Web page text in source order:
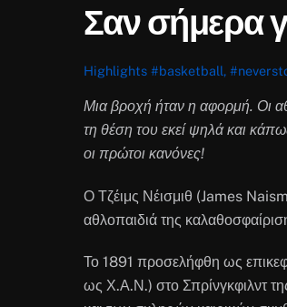
Σαν σήμερα
Highlights #basketball,
Μια βροχή ήταν η αφορμή. Οι
τη θέση του εκεί ψηλά και
οι πρώτοι κανόνες!
Ο Τζέιμς Νέισμιθ (James
αθλοπαιδιά της
Το 1891 προσελήφθη ως
ως Χ.Α.Ν.) στο Σπρίνγκφιλντ